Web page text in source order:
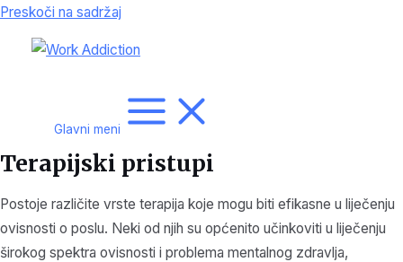
Preskoči na sadržaj
Glavni meni
Terapijski pristupi
Postoje različite vrste terapija koje mogu biti efikasne u liječenju
ovisnosti o poslu. Neki od njih su općenito učinkoviti u liječenju
širokog spektra ovisnosti i problema mentalnog zdravlja,